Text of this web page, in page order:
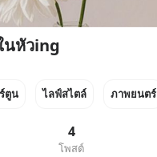
นหัวing
ตูน ไลฟ์สไตล์ ภาพยนตร์
4
โพสต์